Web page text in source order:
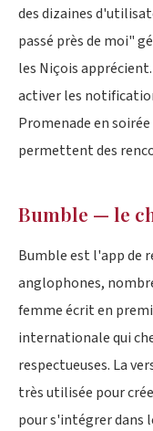
des dizaines
passé près de moi"
les Niçois
activer les
Promenade en
permettent des
Bumble — le
Bumble est l'app de
anglophones,
femme écrit en
internationale qui
respectueuses. La
très utilisée pour
pour s'intégrer dans